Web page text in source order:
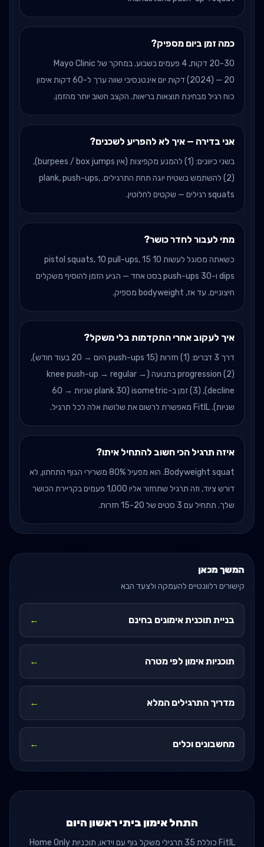
כמה זמן ביום מספיק?
20-30 דקות, 4 פעמים בשבוע. במחקר של Mayo Clinic
(2024) — 20 דקות יום אינטנסיבי שווה ערך ל-60 דקות אימון
כוח רגיל מבחינת תוצאות בריאות. הקצב חשוב יותר מהזמן.
אני בדירה — איך לא להפריע לשכנים?
בשני כיוונים: (1) להמנע מקפיצות (אין burpees / box jumps),
(2) להשתמש בשטיח יוגה תחת התרגילים. plank, push-ups,
squats רגילים — שקטים לחלוטין.
מתי לעבור לחדר כושר?
כשאתה מסוגל לעשות 10 pistol squats, 10 pull-ups, 15
dips ו-30 push-ups בסט אחד — הגיע הזמן להוסיף משקלים
חיצוניים. עד אז, bodyweight מספיק.
איך לעקוב אחרי התקדמות בלי משקל?
דרך 3 דברים: (1) חזרות (15 push-ups היום → 20 בעוד חודש),
(2) progression בתנועה (knee push-up → regular →
decline), (3) זמן ב-isometric (plank 30 שניות → 60
שניות). FitIL מאפשרת לרשום את שלושת אלה לכל תרגיל.
איזה תרגיל הכי חשוב להתחיל איתו?
Bodyweight squat. הוא מפעיל 80% משרירי הגוף התחתון, לא
דורש ציוד, וזה תרגיל שתחזור אליו 1,000 פעמים בקריירת הכושר
שלך. תתחיל עם 3 סטים של 15-20 חזרות.
המשך מכאן
קישורים רלוונטיים להעמקה ולצעד הבא
בניית תוכנית אימונים בחינם ←
תוכניות אימון לפי מטרה ←
מדריך התרגילים המלא ←
מחשבונים וכלים ←
התחל אימון ביתי ראשון היום
FitIL כוללת 35 תרגילי משקל גוף עם וידאו, תוכניות Home Only